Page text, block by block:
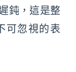
鈍，這是整
可忽視的表